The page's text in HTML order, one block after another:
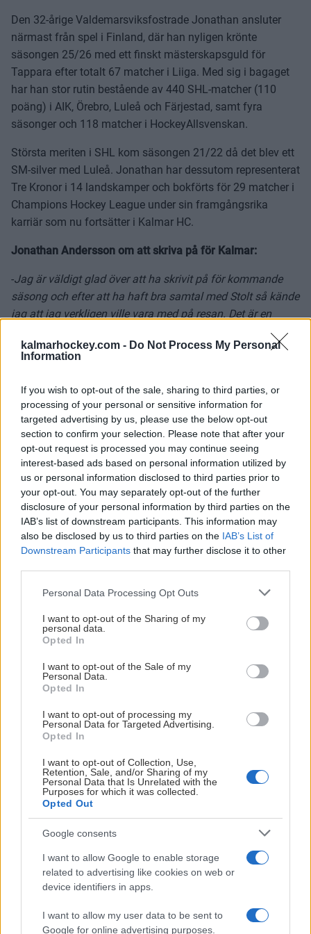
kalmarhockey.com - Do Not Process My Personal
Information
If you wish to opt-out of the sale, sharing to third parties, or
processing of your personal or sensitive information for
targeted advertising by us, please use the below opt-out
section to confirm your selection. Please note that after your
opt-out request is processed you may continue seeing
interest-based ads based on personal information utilized by
us or personal information disclosed to third parties prior to
your opt-out. You may separately opt-out of the further
disclosure of your personal information by third parties on the
IAB’s list of downstream participants. This information may
also be disclosed by us to third parties on the IAB’s List of
Downstream Participants that may further disclose it to other
Please note that this website/app uses one or more Google
not limited to your visit or usage behaviour. You may click to
grant or deny consent to Google and its third-party tags to
use your data for below specified purposes in below Google
consent section.
Personal Data Processing Opt Outs
I want to opt-out of the Sharing of my
personal data.
Opted In
I want to opt-out of the Sale of my
Personal Data.
Opted In
I want to opt-out of processing my
Personal Data for Targeted Advertising.
Opted In
I want to opt-out of Collection, Use,
Retention, Sale, and/or Sharing of my
Personal Data that Is Unrelated with the
Purposes for which it was collected.
Opted Out
Google consents
I want to allow Google to enable storage
related to advertising like cookies on web or
device identifiers in apps.
I want to allow my user data to be sent to
Google for online advertising purposes.
Den 32-årige Valdemarsviksfostrade Jonathan ansluter
närmast från spel i Finland, där han nyligen krönte
säsongen 25/26 med ett finskt mästerskapsguld för
Tappara efter totalt 67 matcher i Liiga. Med sig i bagaget
har han stor rutin bestående av 440 SHL-matcher (110
poäng) i AIK, Örebro, Luleå och Färjestad, samt fyra
säsonger och 118 matcher i HockeyAllsvenskan.
Största meriten i SHL kom säsongen 21/22 då det blev ett
SM-silver med Luleå. Jonathan har dessutom representerat
Tre Kronor i 14 landskamper och bokförts för 29 matcher i
Champions Hockey League under sin framgångsrika
karriär som nu fortsätter i Kalmar HC.
Jonathan Andersson om att skriva på för Kalmar:
-Jag är väldigt glad över att ha skrivit på för kommande
säsong och efter att ha haft bra samtal med Stolt så kände
jag att jag verkligen ville vara med på resan. Det är en
förening som har gjort bra grejer både på och utanför isen
och ser verkligen framemot att dra på mig KHC-tröjan och
General manager Daniel Stolt:
Jonathan är en erfaren och rutinerad spelare som kommer
att tillföra en hel del både på och utanför isen. Han är en
skridsko- och puckstark back som vi räknar med blir en av
våra ledande spelare. Han är en skridsko och puckstark
back som vi räknar med kommer att tillhöra våra ledande
spelare.
Varmt välkommen till KHC-familjen, Jonathan!
BLI EN DEL AV LAGET BAKOM LAGET – VI
SÖKER NYA STJÄRNOR TILL KHC-FAMILJEN!
Publicerad:2026-07-20
pucken släpps, då är det farten på isen och trycket